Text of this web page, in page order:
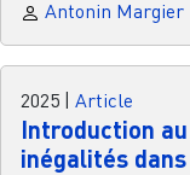
Antonin Margier
2025 Article
Introduction
inégalités